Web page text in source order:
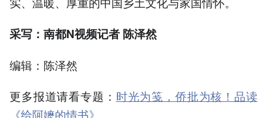
采写：南都N视频记者 陈泽然
编辑：陈泽然
更多报道请看专题： 时光为笺，侨批为核！品读
《给阿嬷的情书》